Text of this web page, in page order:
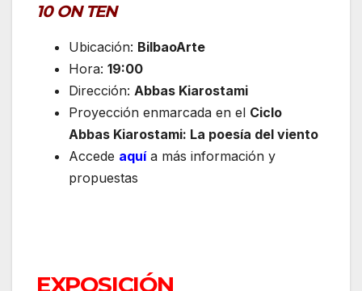
10 ON TEN
Ubicación: BilbaoArte
Hora: 19:00
Dirección: Abbas Kiarostami
Proyección enmarcada en el Ciclo
Abbas Kiarostami: La poesía del viento
Accede aquí a más información y
propuestas
EXPOSICIÓN